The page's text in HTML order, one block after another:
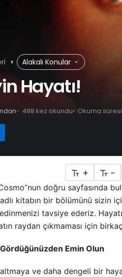
Alakalı Konular
Hayatı!
498 kez okundu Okuma
+ -
doğru sayfasında
kitabın bir bölümünü sizin
tavsiye ederiz.
raydan çıkmaması için
Emin Olun
ve daha dengeli bir